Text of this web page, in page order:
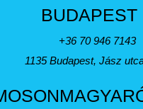
BUDAPEST
+36 70 946 7143
1135 Budapest, Jász